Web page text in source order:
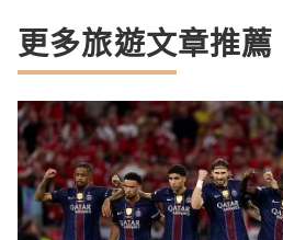
更多旅遊文章推薦